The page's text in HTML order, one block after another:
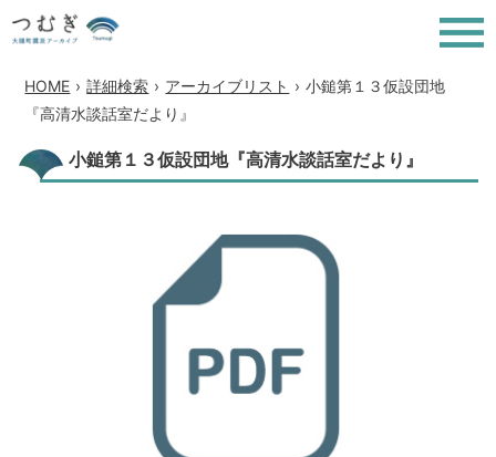
HOME › 詳細検索 › アーカイブリスト › 小鎚第１３仮設団地
『高清水談話室だより』
小鎚第１３仮設団地『高清水談話室だより』